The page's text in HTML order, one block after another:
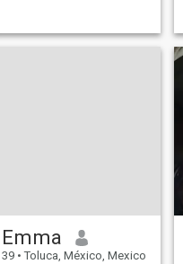
Emma
39 • Toluca, México, Mexico